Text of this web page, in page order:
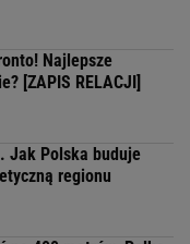
Najlepsze
[ZAPIS RELACJI]
Jak Polska buduje
regionu